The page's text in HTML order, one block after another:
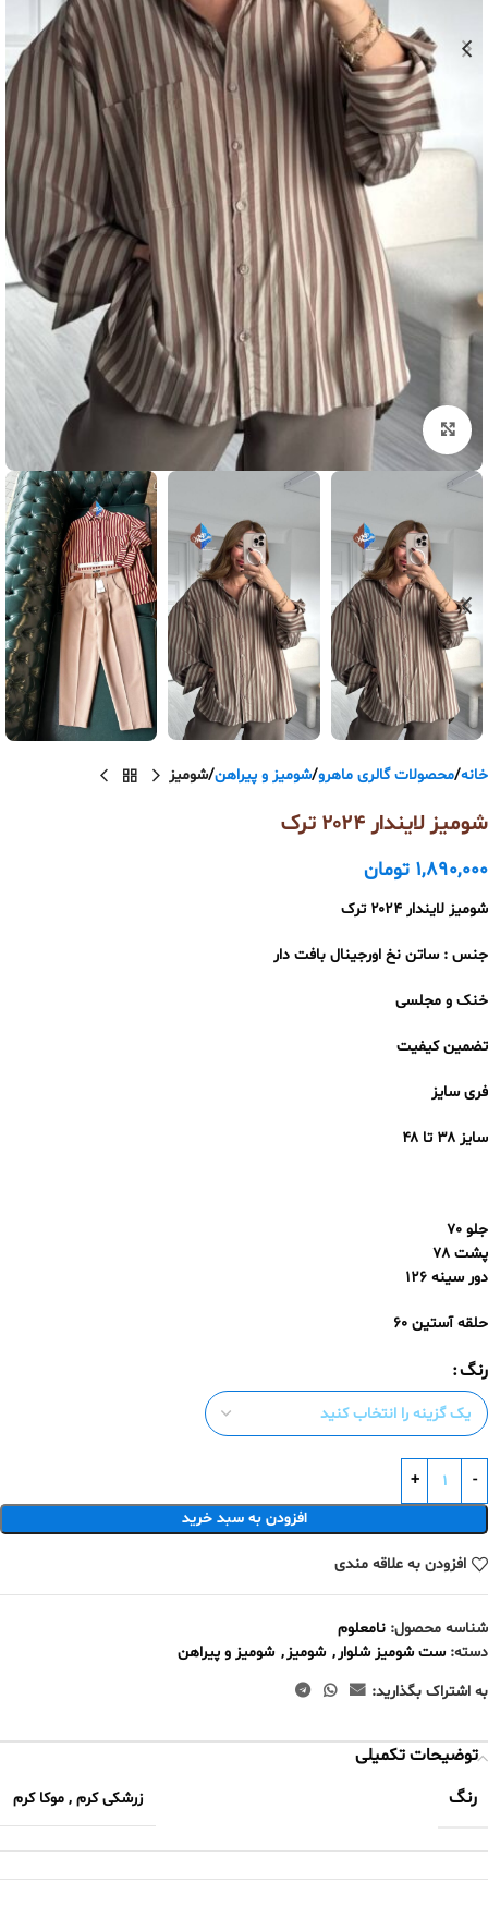
بزرگنمایی تصویر
خانه محصولات گالری ماهرو شومیز و پیراهن شومیز
شومیز لایندار ۲۰۲۴ ترک
1,890,000 تومان
شومیز لایندار ۲۰۲۴ ترک
جنس : ساتن نخ اورجینال بافت دار
خنک و مجلسی
تضمین کیفیت
فری سایز
سایز ۳۸ تا ۴۸
جلو 70
پشت 78
دور سینه 126
حلقه آستین 60
رنگ
افزودن به سبد خرید
افزودن به علاقه مندی
شناسه محصول: نامعلوم
دسته: ست شومیز شلوار, شومیز, شومیز و پیراهن
به اشتراک بگذارید:
توضیحات تکمیلی
رنگ
زرشکی کرم , موکا کرم